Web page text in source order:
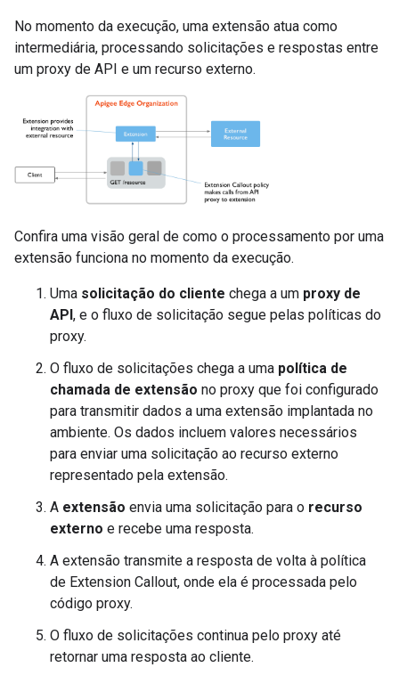
No momento da execução, uma extensão atua como
intermediária, processando solicitações e respostas entre
um proxy de API e um recurso externo.
Confira uma visão geral de como o processamento por uma
extensão funciona no momento da execução.
Uma solicitação do cliente chega a um proxy de
API, e o fluxo de solicitação segue pelas políticas do
proxy.
O fluxo de solicitações chega a uma política de
chamada de extensão no proxy que foi configurado
para transmitir dados a uma extensão implantada no
ambiente. Os dados incluem valores necessários
para enviar uma solicitação ao recurso externo
representado pela extensão.
A extensão envia uma solicitação para o recurso
externo e recebe uma resposta.
A extensão transmite a resposta de volta à política
de Extension Callout, onde ela é processada pelo
código proxy.
O fluxo de solicitações continua pelo proxy até
retornar uma resposta ao cliente.